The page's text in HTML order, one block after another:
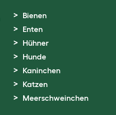
Bienen
Enten
Hühner
Hunde
Kaninchen
Katzen
Meerschweinchen